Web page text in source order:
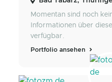
Momentan sind noch
Informationen über
verfügbar.
Portfolio ansehen